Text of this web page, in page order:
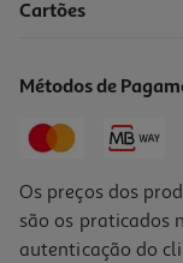
Cartões
Métodos de
Os preços dos
são os praticados
autenticação do